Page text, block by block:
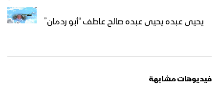
يحيى عبده يحيى عبده صالح عاطف “أبو ردمان”
فيديوهات مشابهة